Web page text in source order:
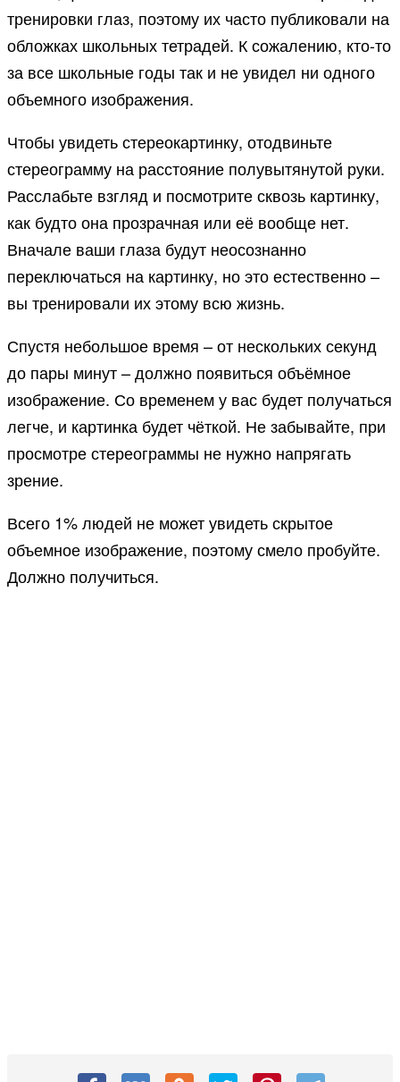
тренировки глаз, поэтому их часто публиковали на
обложках школьных тетрадей. К сожалению, кто-то
за все школьные годы так и не увидел ни одного
объемного изображения.
Чтобы увидеть стереокартинку, отодвиньте
стереограмму на расстояние полувытянутой руки.
Расслабьте взгляд и посмотрите сквозь картинку,
как будто она прозрачная или её вообще нет.
Вначале ваши глаза будут неосознанно
переключаться на картинку, но это естественно –
вы тренировали их этому всю жизнь.
Спустя небольшое время – от нескольких секунд
до пары минут – должно появиться объёмное
изображение. Со временем у вас будет получаться
легче, и картинка будет чёткой. Не забывайте, при
просмотре стереограммы не нужно напрягать
зрение.
Всего 1% людей не может увидеть скрытое
объемное изображение, поэтому смело пробуйте.
Должно получиться.